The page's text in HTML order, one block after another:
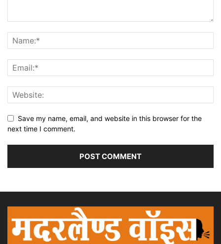
Save my name, email, and website in this browser for the
next time I comment.